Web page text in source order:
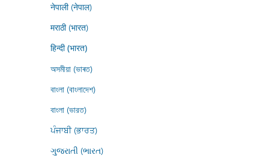
नेपाली (नेपाल)
मराठी (भारत)
हिन्दी (भारत)
অসমীয়া (ভাৰত)
বাংলা (বাংলাদেশ)
বাংলা (ভারত)
ਪੰਜਾਬੀ (ਭਾਰਤ)
ગુજરાતી (ભારત)